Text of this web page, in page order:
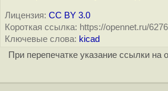
Лицензия: CC BY 3.0
Короткая ссылка: https://opennet.ru/
Ключевые слова: kicad
При перепечатке указание ссылки на